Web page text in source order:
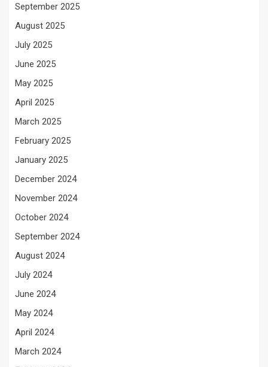
September 2025
August 2025
July 2025
June 2025
May 2025
April 2025
March 2025
February 2025
January 2025
December 2024
November 2024
October 2024
September 2024
August 2024
July 2024
June 2024
May 2024
April 2024
March 2024